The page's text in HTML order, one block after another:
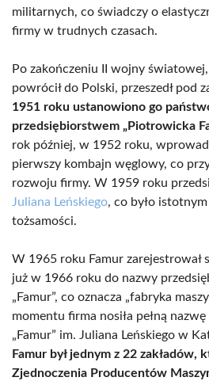
militarnych, co świadczy o
firmy w trudnych czasach.
Po zakończeniu II wojny światowej,
powrócił do Polski, przeszedł pod
1951 roku ustanowiono go
przedsiębiorstwem „Piotrowicka
rok później, w 1952 roku,
pierwszy kombajn węglowy, co
rozwoju firmy. W 1959 roku
Juliana Leńskiego, co było
tożsamości.
W 1965 roku Famur zarejestrował
już w 1966 roku do nazwy
„Famur”, co oznacza „fabryka
momentu firma nosiła pełną
„Famur” im. Juliana Leńskiego w
Famur był jednym z 22 zakładów,
Zjednoczenia Producentów